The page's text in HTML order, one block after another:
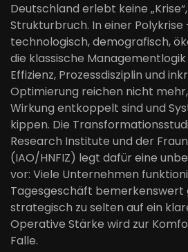
Deutschland erlebt keine
Strukturbruch. In einer Polykrise
technologisch, demografisch,
die klassische
Effizienz, Prozessdisziplin und
Optimierung reichen nicht
Wirkung entkoppelt sind und
kippen. Die
Research Institute und der
(IAO/HNFIZ) legt dafür eine
vor: Viele Unternehmen
Tagesgeschäft bemerkenswert
strategisch zu selten auf ein
Operative Stärke wird zur
Falle.